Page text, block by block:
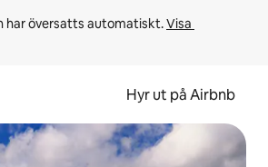
har översatts automatiskt. Visa
Hyr ut på Airbnb